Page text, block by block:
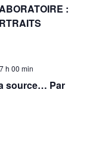
:
h 00 min
source… Par